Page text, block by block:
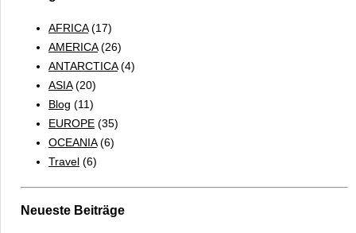
AFRICA(17)
AMERICA(26)
ANTARCTICA(4)
ASIA(20)
Blog (11)
EUROPE (35)
OCEANIA(6)
Travel (6)
Neueste Beiträge